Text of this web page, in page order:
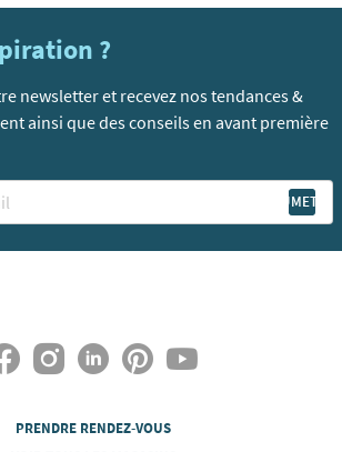
?
newsletter et recevez nos tendances &
ainsi que des conseils en avant première
PRENDRE RENDEZ-VOUS